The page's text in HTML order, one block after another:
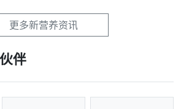
更多新营养资讯
伴